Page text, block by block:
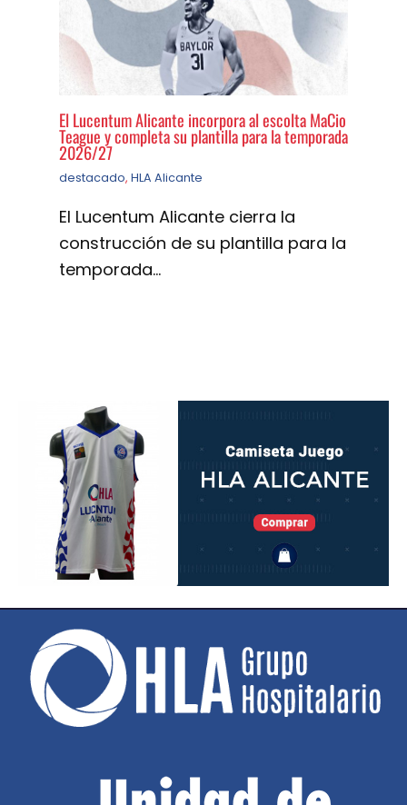
El Lucentum Alicante incorpora al escolta MaCio
Teague y completa su plantilla para la temporada
2026/27
destacado, HLA Alicante
El Lucentum Alicante cierra la
construcción de su plantilla para la
temporada…